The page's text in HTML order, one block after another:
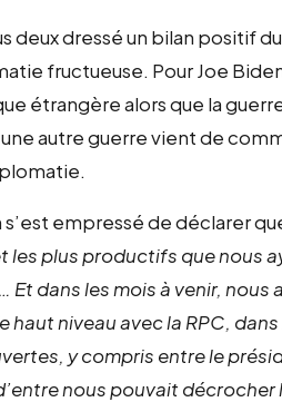
deux dressé un bilan positif
fructueuse. Pour Joe
étrangère alors que la
autre guerre vient de
empressé de déclarer
plus productifs que nous
dans les mois à venir, nous
niveau avec la RPC,
y compris entre le
nous pouvait